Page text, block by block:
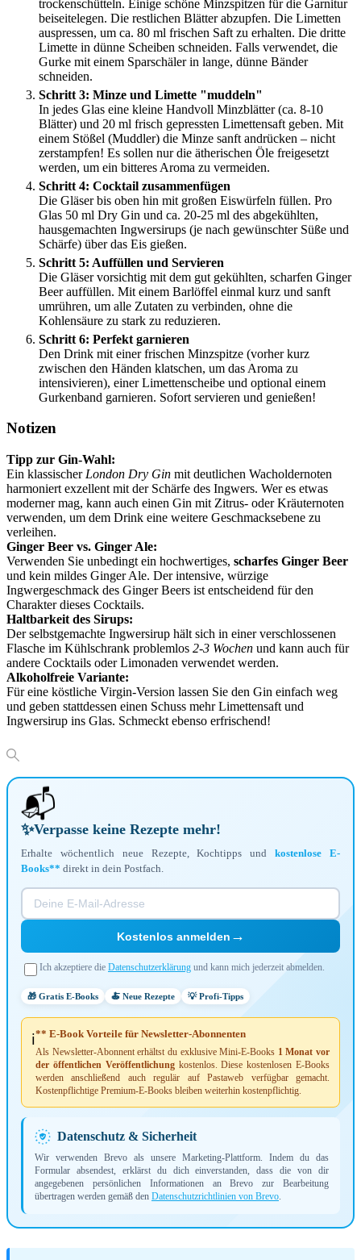
trockenschütteln. Einige schöne Minzspitzen für die Garnitur
beiseitelegen. Die restlichen Blätter abzupfen. Die Limetten
auspressen, um ca. 80 ml frischen Saft zu erhalten. Die dritte
Limette in dünne Scheiben schneiden. Falls verwendet, die
Gurke mit einem Sparschäler in lange, dünne Bänder
schneiden.
Schritt 3: Minze und Limette "muddeln"
In jedes Glas eine kleine Handvoll Minzblätter (ca. 8-10
Blätter) und 20 ml frisch gepressten Limettensaft geben. Mit
einem Stößel (Muddler) die Minze sanft andrücken – nicht
zerstampfen! Es sollen nur die ätherischen Öle freigesetzt
werden, um ein bitteres Aroma zu vermeiden.
Schritt 4: Cocktail zusammenfügen
Die Gläser bis oben hin mit großen Eiswürfeln füllen. Pro
Glas 50 ml Dry Gin und ca. 20-25 ml des abgekühlten,
hausgemachten Ingwersirups (je nach gewünschter Süße und
Schärfe) über das Eis gießen.
Schritt 5: Auffüllen und Servieren
Die Gläser vorsichtig mit dem gut gekühlten, scharfen Ginger
Beer auffüllen. Mit einem Barlöffel einmal kurz und sanft
umrühren, um alle Zutaten zu verbinden, ohne die
Kohlensäure zu stark zu reduzieren.
Schritt 6: Perfekt garnieren
Den Drink mit einer frischen Minzspitze (vorher kurz
zwischen den Händen klatschen, um das Aroma zu
intensivieren), einer Limettenscheibe und optional einem
Gurkenband garnieren. Sofort servieren und genießen!
Notizen
Tipp zur Gin-Wahl:
Ein klassischer London Dry Gin mit deutlichen Wacholdernoten
harmoniert exzellent mit der Schärfe des Ingwers. Wer es etwas
moderner mag, kann auch einen Gin mit Zitrus- oder Kräuternoten
verwenden, um dem Drink eine weitere Geschmacksebene zu
verleihen.
Ginger Beer vs. Ginger Ale:
Verwenden Sie unbedingt ein hochwertiges, scharfes Ginger Beer
und kein mildes Ginger Ale. Der intensive, würzige
Ingwergeschmack des Ginger Beers ist entscheidend für den
Charakter dieses Cocktails.
Haltbarkeit des Sirups:
Der selbstgemachte Ingwersirup hält sich in einer verschlossenen
Flasche im Kühlschrank problemlos 2-3 Wochen und kann auch für
andere Cocktails oder Limonaden verwendet werden.
Alkoholfreie Variante:
Für eine köstliche Virgin-Version lassen Sie den Gin einfach weg
und geben stattdessen einen Schuss mehr Limettensaft und
Ingwersirup ins Glas. Schmeckt ebenso erfrischend!
📬
✨Verpasse keine Rezepte mehr!
Erhalte wöchentlich neue Rezepte, Kochtipps undkostenlose E-
Books** direkt in dein Postfach.
Kostenlos anmelden →
Ich akzeptiere die Datenschutzerklärung und kann mich jederzeit abmelden.
🎁 Gratis E-Books 🍝 Neue Rezepte 💡 Profi-Tipps
ℹ️** E-Book Vorteile für Newsletter-Abonnenten
Als Newsletter-Abonnent erhältst du exklusive Mini-E-Books 1 Monat vor
der öffentlichen Veröffentlichungkostenlos. Diese kostenlosen E-Books
werden anschließend auch regulär auf Pastaweb verfügbar gemacht.
Kostenpflichtige Premium-E-Books bleiben weiterhin kostenpflichtig.
Datenschutz & Sicherheit
Wir verwenden Brevo als unsere Marketing-Plattform. Indem du das
Formular absendest, erklärst du dich einverstanden, dass die von dir
angegebenen persönlichen Informationen an Brevo zur Bearbeitung
übertragen werden gemäß den Datenschutzrichtlinien von Brevo.